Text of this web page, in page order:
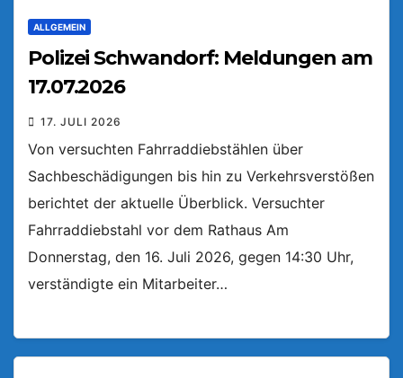
ALLGEMEIN
Polizei Schwandorf: Meldungen am
17.07.2026
17. JULI 2026
Von versuchten Fahrraddiebstählen über
Sachbeschädigungen bis hin zu Verkehrsverstößen
berichtet der aktuelle Überblick. Versuchter
Fahrraddiebstahl vor dem Rathaus Am
Donnerstag, den 16. Juli 2026, gegen 14:30 Uhr,
verständigte ein Mitarbeiter…